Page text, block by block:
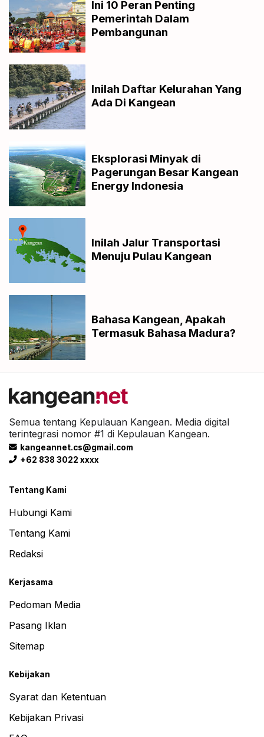
Ini 10 Peran Penting
Pemerintah Dalam
Pembangunan
Inilah Daftar Kelurahan Yang
Ada Di Kangean
Eksplorasi Minyak di
Pagerungan Besar Kangean
Energy Indonesia
Inilah Jalur Transportasi
Menuju Pulau Kangean
Bahasa Kangean, Apakah
Termasuk Bahasa Madura?
Semua tentang Kepulauan Kangean. Media digital
terintegrasi nomor #1 di Kepulauan Kangean.
kangeannet.cs@gmail.com
+62 838 3022 xxxx
Tentang Kami
Hubungi Kami
Tentang Kami
Redaksi
Kerjasama
Pedoman Media
Pasang Iklan
Sitemap
Kebijakan
Syarat dan Ketentuan
Kebijakan Privasi